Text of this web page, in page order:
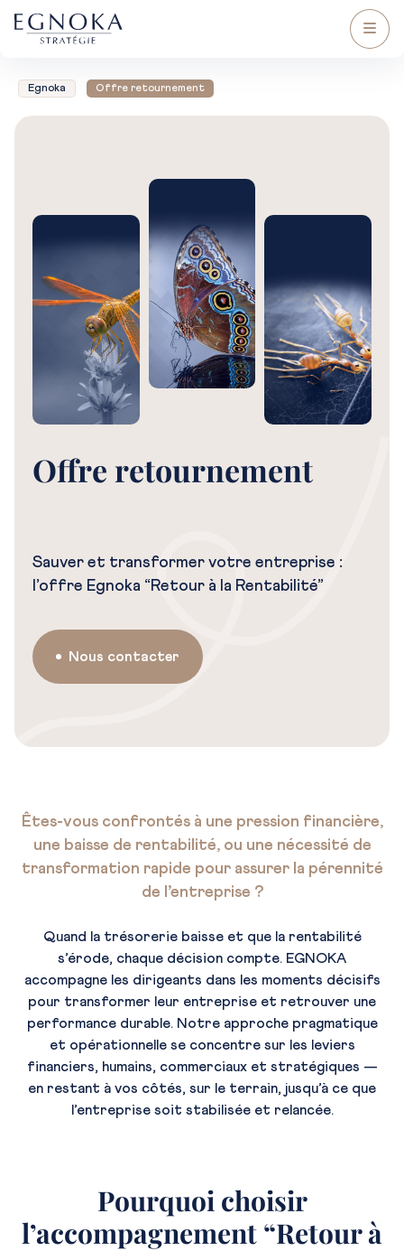
Egnoka Offre retournement
Offre retournement
Sauver et transformer votre entreprise :
l’offre Egnoka “Retour à la Rentabilité”
Nous contacter
Êtes-vous confrontés à une pression financière,
une baisse de rentabilité, ou une nécessité de
transformation rapide pour assurer la pérennité
de l’entreprise ?
Quand la trésorerie baisse et que la rentabilité
s’érode, chaque décision compte. EGNOKA
accompagne les dirigeants dans les moments décisifs
pour transformer leur entreprise et retrouver une
performance durable. Notre approche pragmatique
et opérationnelle se concentre sur les leviers
financiers, humains, commerciaux et stratégiques —
en restant à vos côtés, sur le terrain, jusqu’à ce que
l’entreprise soit stabilisée et relancée.
Pourquoi choisir
l’accompagnement “Retour à